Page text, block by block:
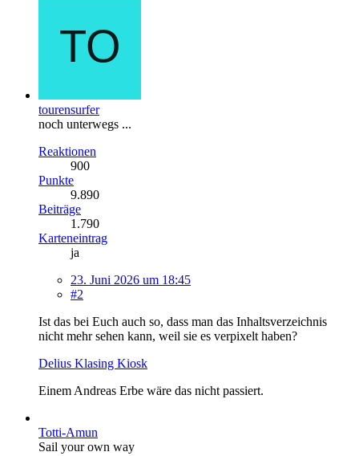
tourensurfer
noch unterwegs ...
Reaktionen
900
Punkte
9.890
Beiträge
1.790
Karteneintrag
ja
23. Juni 2026 um 18:45
#2
Ist das bei Euch auch so, dass man das Inhaltsverzeichnis
nicht mehr sehen kann, weil sie es verpixelt haben?
Delius Klasing Kiosk
Einem Andreas Erbe wäre das nicht passiert.
Totti-Amun
Sail your own way